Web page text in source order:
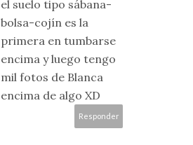
el suelo tipo sábana-
bolsa-cojín es la
primera en tumbarse
encima y luego tengo
mil fotos de Blanca
encima de algo XD
Responder